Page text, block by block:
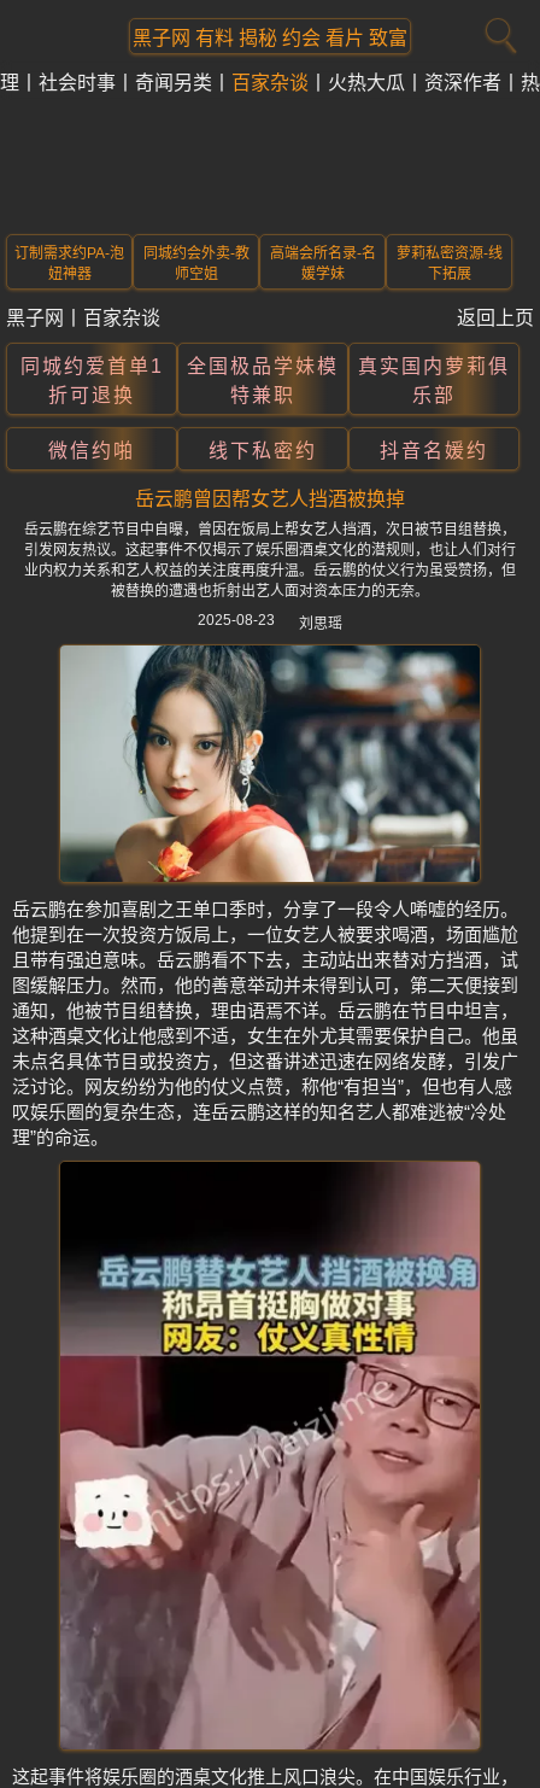
黑子网 有料 揭秘 约会 看片 致富
社会时事 奇闻另类 百家杂谈 火热大瓜 资深作者
订制需求约PA-泡
妞神器
同城约会外卖-教
师空姐
高端会所名录-名
媛学妹
萝莉私密资源-线
下拓展
黑子网 百家杂谈 返回上页
同城约爱首单1
折可退换
全国极品学妹模
特兼职
真实国内萝莉俱
乐部
微信约啪 线下私密约 抖音名媛约
岳云鹏曾因帮女艺人挡酒被换掉
岳云鹏在综艺节目中自曝，曾因在饭局上帮女艺人挡酒，次日被节目组替换，
引发网友热议。这起事件不仅揭示了娱乐圈酒桌文化的潜规则，也让人们对行
业内权力关系和艺人权益的关注度再度升温。岳云鹏的仗义行为虽受赞扬，但
被替换的遭遇也折射出艺人面对资本压力的无奈。
2025-08-23
刘思瑶
岳云鹏在参加喜剧之王单口季时，分享了一段令人唏嘘的经历。
他提到在一次投资方饭局上，一位女艺人被要求喝酒，场面尴尬
且带有强迫意味。岳云鹏看不下去，主动站出来替对方挡酒，试
图缓解压力。然而，他的善意举动并未得到认可，第二天便接到
通知，他被节目组替换，理由语焉不详。岳云鹏在节目中坦言，
这种酒桌文化让他感到不适，女生在外尤其需要保护自己。他虽
未点名具体节目或投资方，但这番讲述迅速在网络发酵，引发广
泛讨论。网友纷纷为他的仗义点赞，称他“有担当”，但也有人感
叹娱乐圈的复杂生态，连岳云鹏这样的知名艺人都难逃被“冷处
理”的命运。
这起事件将娱乐圈的酒桌文化推上风口浪尖。在中国娱乐行业，